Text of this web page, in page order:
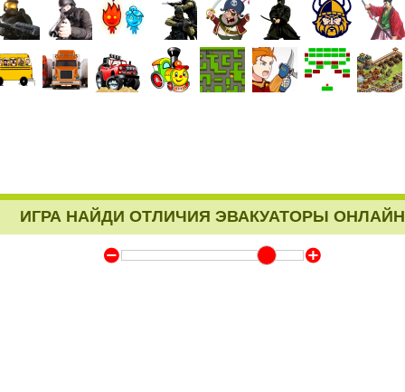
ИГРА НАЙДИ ОТЛИЧИЯ ЭВАКУАТОРЫ ОНЛАЙН
Y Z